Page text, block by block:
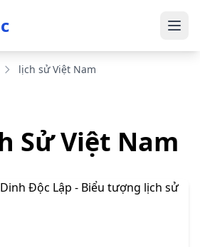
lịch sử Việt Nam
Sử Việt Nam